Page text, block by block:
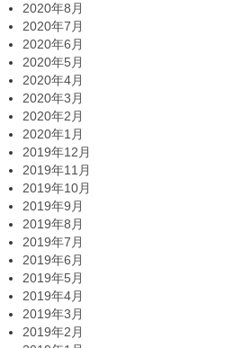
2020年8月
2020年7月
2020年6月
2020年5月
2020年4月
2020年3月
2020年2月
2020年1月
2019年12月
2019年11月
2019年10月
2019年9月
2019年8月
2019年7月
2019年6月
2019年5月
2019年4月
2019年3月
2019年2月